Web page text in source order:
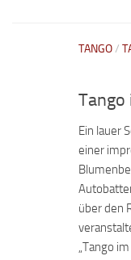
TANGO/
Tango
Ein lauer
einer
über den
„Tango